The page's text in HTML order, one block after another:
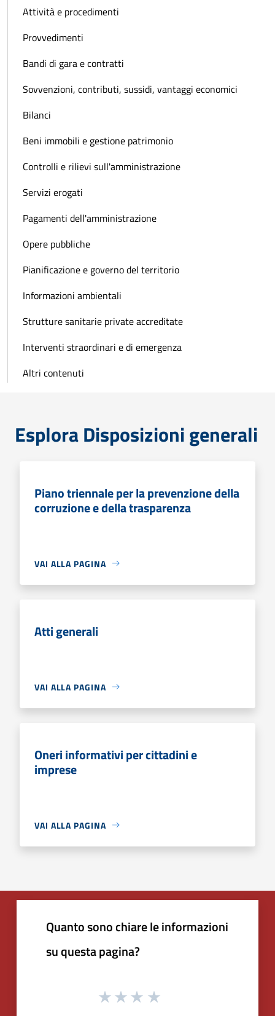
Attività e procedimenti
Provvedimenti
Bandi di gara e contratti
Sovvenzioni, contributi, sussidi, vantaggi economici
Bilanci
Beni immobili e gestione patrimonio
Controlli e rilievi sull'amministrazione
Servizi erogati
Pagamenti dell'amministrazione
Opere pubbliche
Pianificazione e governo del territorio
Informazioni ambientali
Strutture sanitarie private accreditate
Interventi straordinari e di emergenza
Altri contenuti
Esplora Disposizioni generali
Piano triennale per la prevenzione della
corruzione e della trasparenza
VAI ALLA PAGINA
Atti generali
VAI ALLA PAGINA
Oneri informativi per cittadini e
imprese
VAI ALLA PAGINA
Quanto sono chiare le informazioni
su questa pagina?